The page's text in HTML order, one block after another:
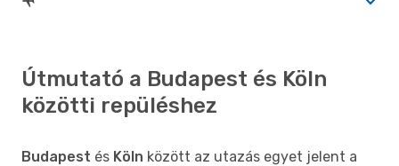
Útmutató a Budapest és Köln
közötti repüléshez
Budapest és Köln között az utazás egyet jelent a